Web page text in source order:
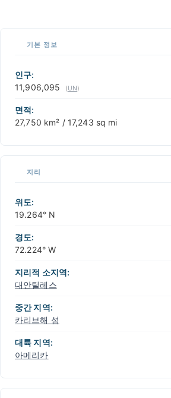
−
기본 정보
인구:
11,906,095
(UN)
면적:
27,750 km² / 17,243 sq mi
지리
위도:
19.264° N
경도:
72.224° W
지리적 소지역:
대안틸레스
중간 지역:
카리브해 섬
대륙 지역:
아메리카